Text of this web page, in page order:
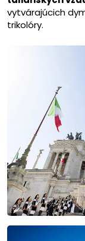
vytvárajúcich
trikolóry.